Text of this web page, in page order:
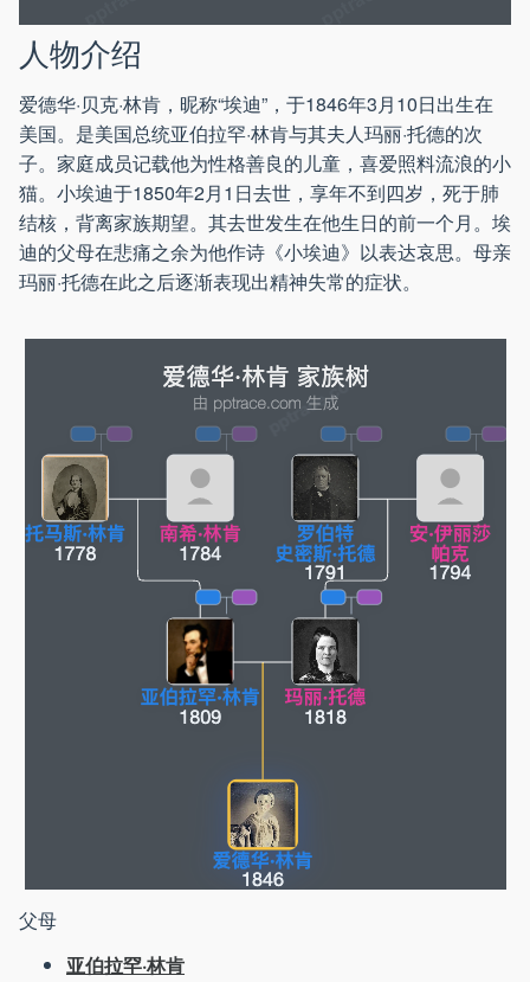
人物介绍
爱德华·贝克·林肯，昵称“埃迪”，于1846年3月10日出生在
美国。是美国总统亚伯拉罕·林肯与其夫人玛丽·托德的次
子。家庭成员记载他为性格善良的儿童，喜爱照料流浪的小
猫。小埃迪于1850年2月1日去世，享年不到四岁，死于肺
结核，背离家族期望。其去世发生在他生日的前一个月。埃
迪的父母在悲痛之余为他作诗《小埃迪》以表达哀思。母亲
玛丽·托德在此之后逐渐表现出精神失常的症状。
父母
亚伯拉罕·林肯